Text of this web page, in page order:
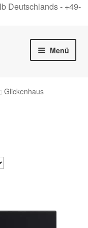
Deutschlands - +49-
Menü
Glickenhaus